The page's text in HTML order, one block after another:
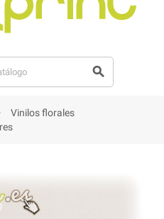

Vinilos florales